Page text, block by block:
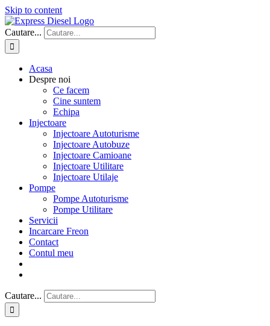
Skip to content
Cautare...
Acasa
Despre noi
Ce facem
Cine suntem
Echipa
Injectoare
Injectoare Autoturisme
Injectoare Autobuze
Injectoare Camioane
Injectoare Utilitare
Injectoare Utilaje
Pompe
Pompe Autoturisme
Pompe Utilitare
Servicii
Incarcare Freon
Contact
Contul meu
Cautare...